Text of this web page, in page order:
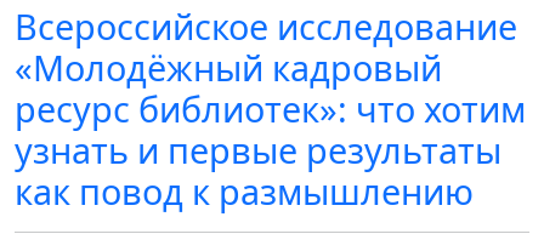
Всероссийское исследование
«Молодёжный кадровый
ресурс библиотек»: что хотим
узнать и первые результаты
как повод к размышлению